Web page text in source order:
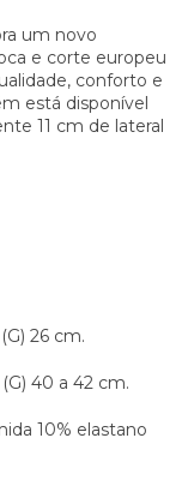
um novo
e corte europeu
conforto e
está disponível
11 cm de lateral
26 cm.
40 a 42 cm.
10% elastano